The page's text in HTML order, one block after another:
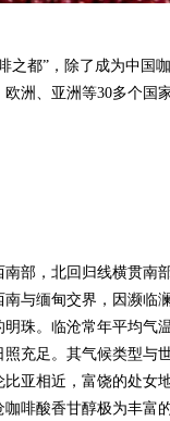
之都”，除了成为中国
洲、亚洲等30多个国
南部，北回归线横贯南
与缅甸交界，因濒临
明珠。临沧常年平均
照充足。其气候类型与
比亚相近，富饶的处女
啡酸香甘醇极为丰富